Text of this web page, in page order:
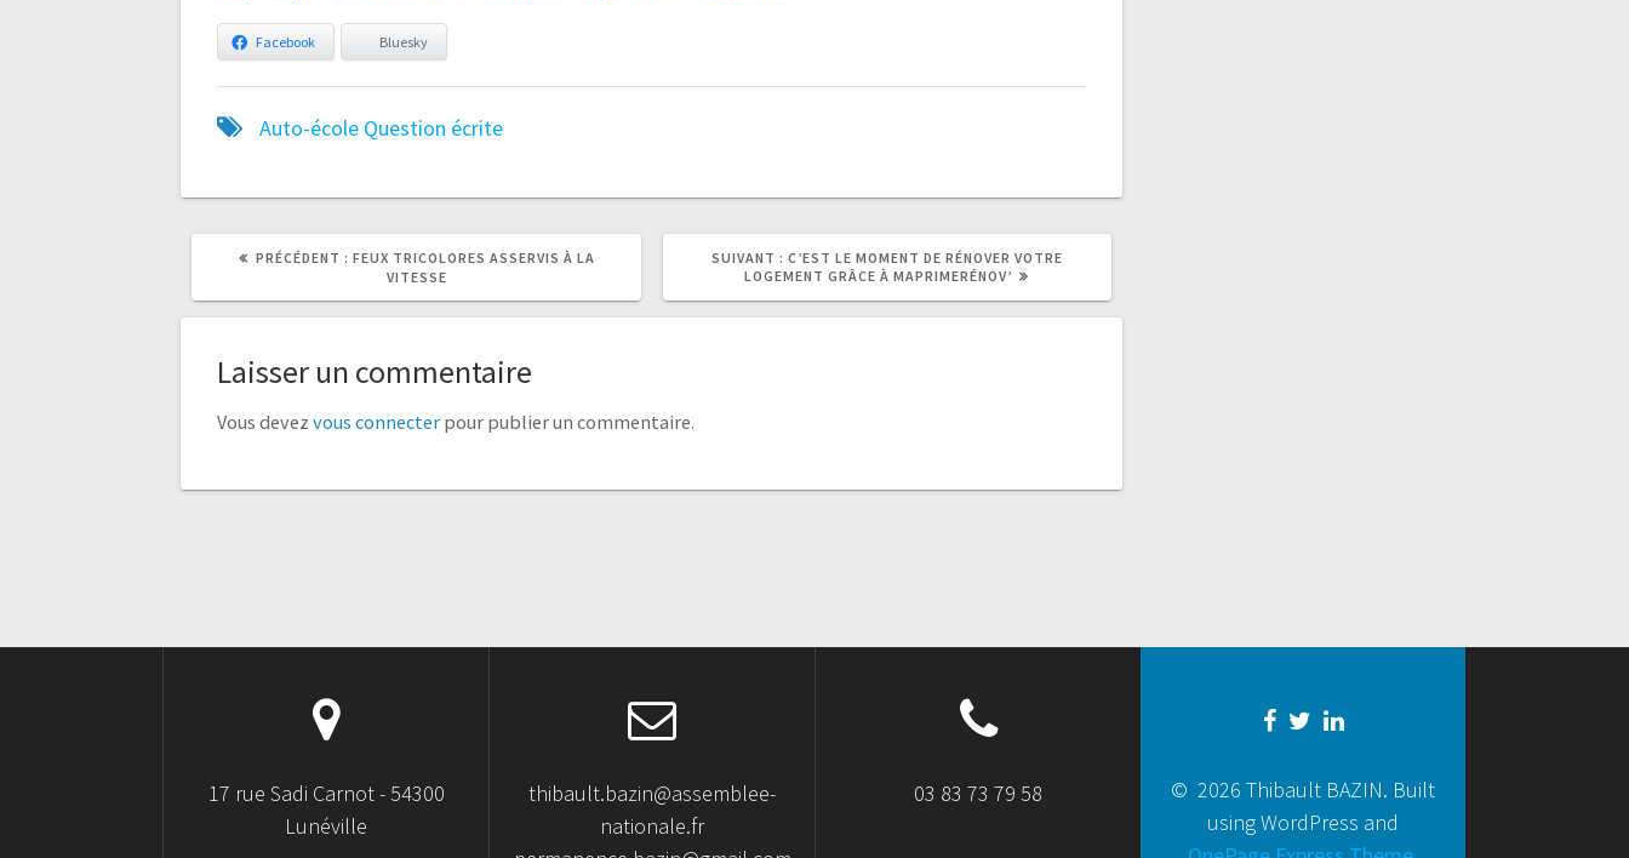
Facebook Bluesky
Auto-école Question écrite
PRÉCÉDENT :
ARTICLE
PRÉCÉDENT
FEUX TRICOLORES ASSERVIS À LA
VITESSE
SUIVANT :
ARTICLE
SUIVANT
C’EST LE MOMENT DE RÉNOVER VOTRE
LOGEMENT GRÂCE À MAPRIMERÉNOV’
Laisser un commentaire
Vous devezvous connecter pour publier un commentaire.
17 rue Sadi Carnot - 54300
Lunéville
thibault.bazin@assemblee-
nationale.fr
03 83 73 79 58
© 2026 Thibault BAZIN. Built
using WordPress and